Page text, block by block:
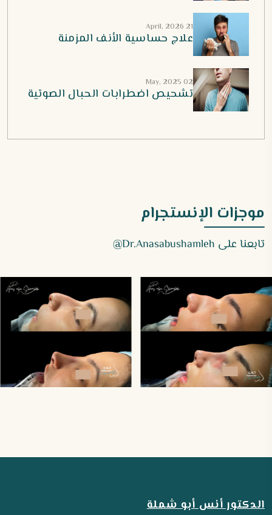
21 April, 2026
علاج حساسية الأنف المزمنة
02 May, 2025
تشحيص اضطرابات الحبال الصوتية
موجزات الإنستجرام
تابعنا على Dr.anasabushamleh@
الدكتور أنس أبو شملة